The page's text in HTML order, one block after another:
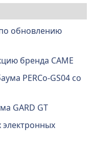
обновлению
бренда CAME
PERCo-GS04 со
GARD GT